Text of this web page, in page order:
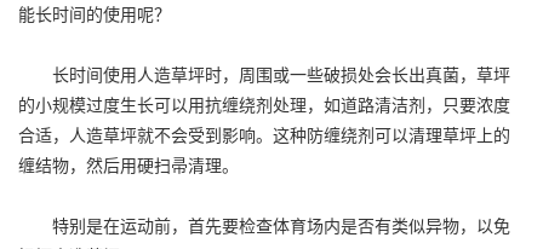
能长时间的使用呢？
长时间使用人造草坪时，周围或一些破损处会长出真菌，草坪
的小规模过度生长可以用抗缠绕剂处理，如道路清洁剂，只要浓度
合适，人造草坪就不会受到影响。这种防缠绕剂可以清理草坪上的
缠结物，然后用硬扫帚清理。
特别是在运动前，首先要检查体育场内是否有类似异物，以免